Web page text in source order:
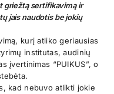
griežtą sertifikavimą ir
jais naudotis be jokių
kurį atliko geriausias
institutas, audinių
įvertinimas “PUIKUS”, o
kad nebuvo atlikti jokie